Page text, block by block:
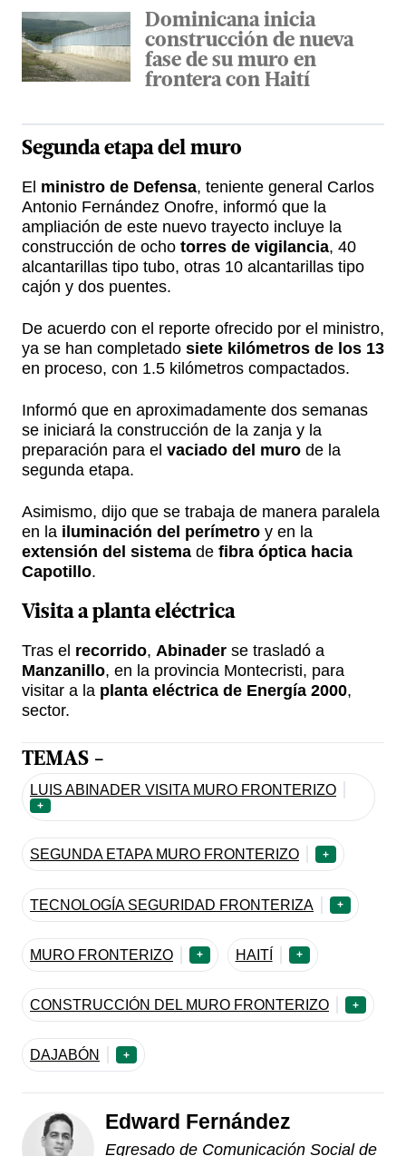
Dominicana inicia
construcción de nueva
fase de su muro en
frontera con Haití
Segunda etapa del muro
El ministro de Defensa, teniente general Carlos
Antonio Fernández Onofre, informó que la
ampliación de este nuevo trayecto incluye la
construcción de ocho torres de vigilancia, 40
alcantarillas tipo tubo, otras 10 alcantarillas tipo
cajón y dos puentes.
De acuerdo con el reporte ofrecido por el ministro,
ya se han completado siete kilómetros de los 13
en proceso, con 1.5 kilómetros compactados.
Informó que en aproximadamente dos semanas
se iniciará la construcción de la zanja y la
preparación para el vaciado del muro de la
segunda etapa.
Asimismo, dijo que se trabaja de manera paralela
en la iluminación del perímetro y en la
extensión del sistema de fibra óptica hacia
Capotillo.
Visita a planta eléctrica
Tras el recorrido, Abinader se trasladó a
Manzanillo, en la provincia Montecristi, para
visitar a la planta eléctrica de Energía 2000,
sector.
TEMAS -
LUIS ABINADER VISITA MURO FRONTERIZO
+
SEGUNDA ETAPA MURO FRONTERIZO +
TECNOLOGÍA SEGURIDAD FRONTERIZA +
MURO FRONTERIZO + HAITÍ +
CONSTRUCCIÓN DEL MURO FRONTERIZO +
DAJABÓN +
Edward Fernández
Egresado de Comunicación Social de